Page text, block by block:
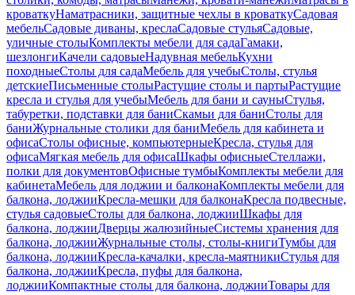
кроваткуНаматрасники, защитные чехлы в кроваткуСадовая
мебельСадовые диваны, креслаСадовые стульяСадовые,
уличные столыКомплекты мебели для садаГамаки,
шезлонгиКачели садовыеНадувная мебельКухни
походныеСтолы для садаМебель для учебыСтолы, стулья
детскиеПисьменные столыРастущие столы и партыРастущие
кресла и стулья для учебыМебель для бани и сауныСтулья,
табуретки, подставки для баниСкамьи для баниСтолы для
баниЖурнальные столики для баниМебель для кабинета и
офисаСтолы офисные, компьютерныеКресла, стулья для
офисаМягкая мебель для офисаШкафы офисныеСтеллажи,
полки для документовОфисные тумбыКомплекты мебели для
кабинетаМебель для лоджии и балконаКомплекты мебели для
балкона, лоджииКресла-мешки для балконаКресла подвесные,
стулья садовыеСтолы для балкона, лоджииШкафы для
балкона, лоджииДверцы жалюзийныеСистемы хранения для
балкона, лоджииЖурнальные столы, столы-книгиТумбы для
балкона, лоджииКресла-качалки, кресла-маятникиСтулья для
балкона, лоджииКресла, пуфы для балкона,
лоджииКомпактные столы для балкона, лоджииТовары для